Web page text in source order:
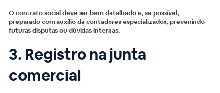
O contrato social deve ser bem detalhado e, se possível,
preparado com auxílio de contadores especializados, prevenindo
futuras disputas ou dúvidas internas.
3. Registro na junta
comercial